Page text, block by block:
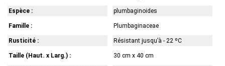
Espèce : plumbaginoides
Famille : Plumbaginaceae
Rusticité : Résistant jusqu’à - 22 ºC
Taille (Haut. x Larg.) : 30 cm x 40 cm